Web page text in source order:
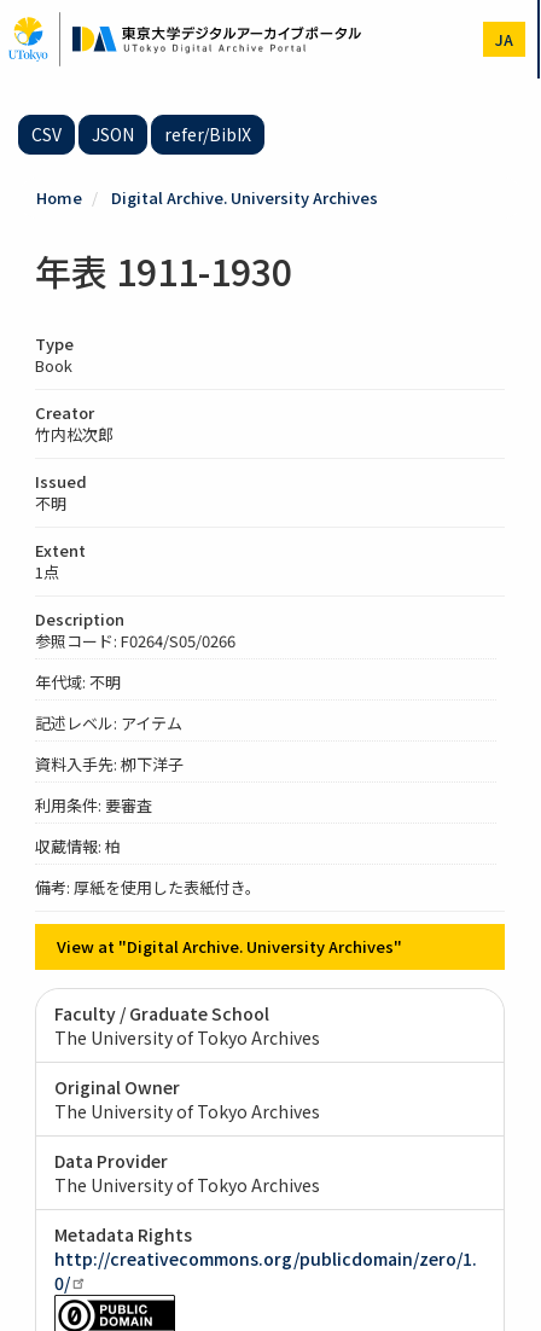
to
main
JA
CSV JSON refer/BibIX
Home Digital Archive. University Archives
年表 1911-1930
Type
Book
Creator
竹内松次郎
Issued
不明
Extent
1点
Description
参照コード: F0264/S05/0266
年代域: 不明
記述レベル: アイテム
資料入手先: 栁下洋子
利用条件: 要審査
収蔵情報: 柏
備考: 厚紙を使用した表紙付き。
View at "Digital Archive. University Archives"
Faculty / Graduate School
The University of Tokyo Archives
Original Owner
The University of Tokyo Archives
Data Provider
The University of Tokyo Archives
Metadata Rights
http://creativecommons.org/publicdomain/zero/1.
0/